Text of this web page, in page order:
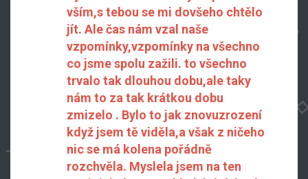
vším,s tebou se mi dovšeho chtělo
jít. Ale čas nám vzal naše
vzpomínky,vzpomínky na všechno
co jsme spolu zažili. to všechno
trvalo tak dlouhou dobu,ale taky
nám to za tak krátkou dobu
zmizelo . Bylo to jak znovuzrození
když jsem tě viděla,a však z ničeho
nic se má kolena pořádně
rozchvěla. Myslela jsem na ten